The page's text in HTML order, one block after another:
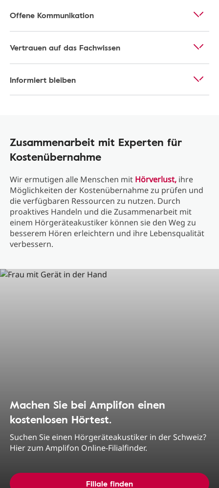
Offene Kommunikation
Vertrauen auf das Fachwissen
Informiert bleiben
Zusammenarbeit mit Experten für
Kostenübernahme
Wir ermutigen alle Menschen mit Hörverlust, ihre
Möglichkeiten der Kostenübernahme zu prüfen und
die verfügbaren Ressourcen zu nutzen. Durch
proaktives Handeln und die Zusammenarbeit mit
einem Hörgeräteakustiker können sie den Weg zu
besserem Hören erleichtern und ihre Lebensqualität
verbessern.
Machen Sie bei Amplifon einen
kostenlosen Hörtest.
Suchen Sie einen Hörgeräteakustiker in der Schweiz?
Hier zum Amplifon Online-Filialfinder.
Filiale finden